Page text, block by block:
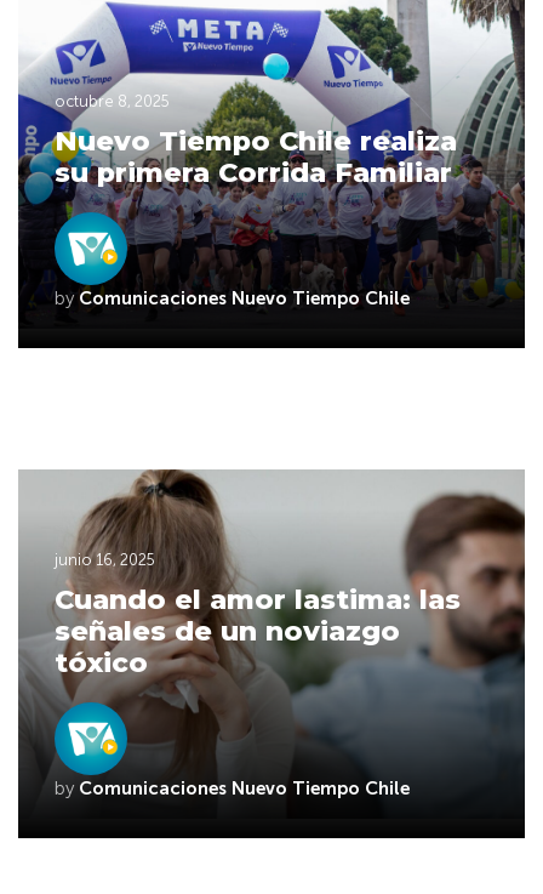
octubre 8, 2025
Nuevo Tiempo Chile realiza
su primera Corrida Familiar
by Comunicaciones Nuevo Tiempo Chile
junio 16, 2025
Cuando el amor lastima: las
señales de un noviazgo
tóxico
by Comunicaciones Nuevo Tiempo Chile